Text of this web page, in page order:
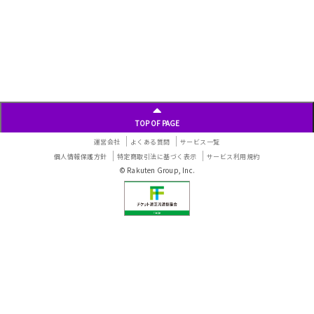
TOP OF PAGE
運営会社 よくある質問
サービス一覧
個人情報保護方針
特定商取引法に基づく表示 サービス利用規約
© Rakuten Group, Inc.